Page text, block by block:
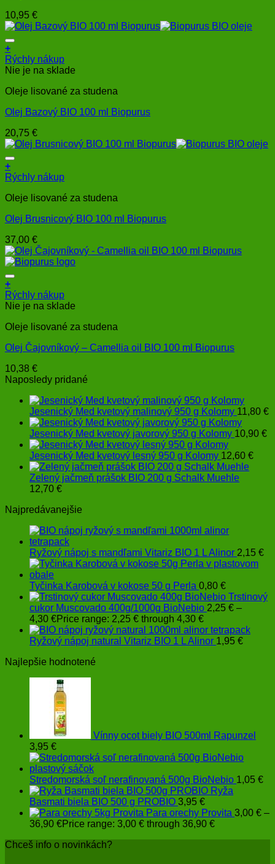
10,95 €
+
Rýchly nákup
Nie je na sklade
Oleje lisované za studena
Olej Bazový BIO 100 ml Biopurus
20,75 €
+
Rýchly nákup
Oleje lisované za studena
Olej Brusnicový BIO 100 ml Biopurus
37,00 €
+
Rýchly nákup
Nie je na sklade
Oleje lisované za studena
Olej Čajovníkový – Camellia oil BIO 100 ml Biopurus
10,38 €
Naposledy pridané
Jesenický Med kvetový malinový 950 g Kolomy 11,80 €
Jesenický Med kvetový javorový 950 g Kolomy 10,90 €
Jesenický Med kvetový lesný 950 g Kolomy 12,60 €
Zelený jačmeň prášok BIO 200 g Schalk Muehle
12,70 €
Najpredávanejšie
Ryžový nápoj s mandľami Vitariz BIO 1 L Alinor 2,15 €
Tyčinka Karobová v kokose 50 g Perla 0,80 €
Trstinový
cukor Muscovado 400g/1000g BioNebio 2,25 € –
4,30 €Price range: 2,25 € through 4,30 €
Ryžový nápoj natural Vitariz BIO 1 L Alinor 1,95 €
Najlepšie hodnotené
Vínny ocot biely BIO 500ml Rapunzel
3,95 €
Stredomorská soľ nerafinovaná 500g BioNebio 1,05 €
Ryža
Basmati biela BIO 500 g PROBIO 3,95 €
Para orechy Provita 3,00 € –
36,90 €Price range: 3,00 € through 36,90 €
Chceš info o novinkách?